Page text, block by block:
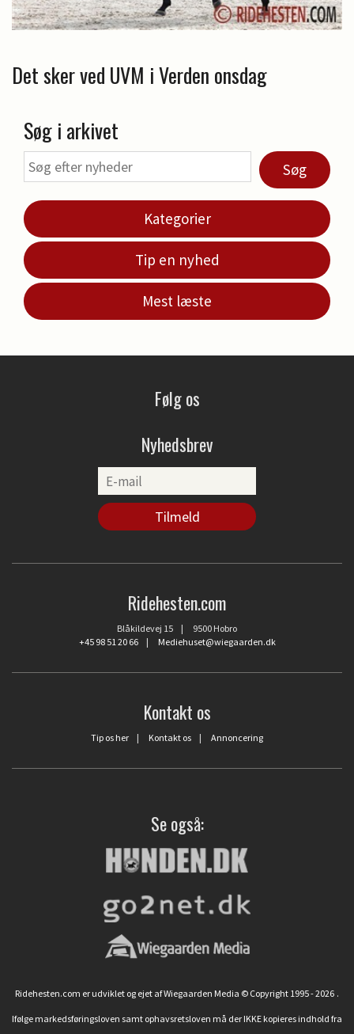
Det sker ved UVM i Verden onsdag
Søg i arkivet
Søg
Kategorier
Tip en nyhed
Mest læste
Følg os
Nyhedsbrev
Ridehesten.com
Blåkildevej 15 | 9500 Hobro
+45 98 51 20 66| Mediehuset@wiegaarden.dk
Kontakt os
Tip os her | Kontakt os | Annoncering
Se også:
Ridehesten.com er udviklet og ejet af Wiegaarden Media © Copyright 1995 - 2026 .
Ifølge markedsføringsloven samt ophavsretsloven må der IKKE kopieres indhold fra